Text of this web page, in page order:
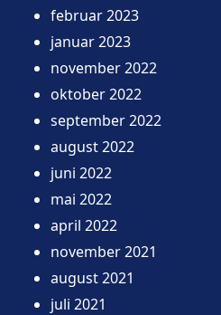
februar 2023
januar 2023
november 2022
oktober 2022
september 2022
august 2022
juni 2022
mai 2022
april 2022
november 2021
august 2021
juli 2021